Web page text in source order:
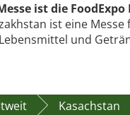
ist die
ist eine Messe
und
Kasachstan